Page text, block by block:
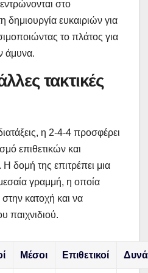
στο
δημιουργία ευκαιριών για
το πλάτος για
άμυνα.
τακτικές
η 2-4-4 προσφέρει
επιθετικών και
δομή της επιτρέπει μια
γραμμή, η οποία
κατοχή και να
παιχνιδιού.
Μέσοι Επιθετικοί